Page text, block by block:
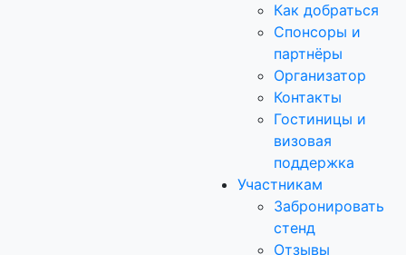
Как добраться
Спонсоры и
партнёры
Организатор
Контакты
Гостиницы и
визовая
поддержка
Участникам
Забронировать
стенд
Отзывы